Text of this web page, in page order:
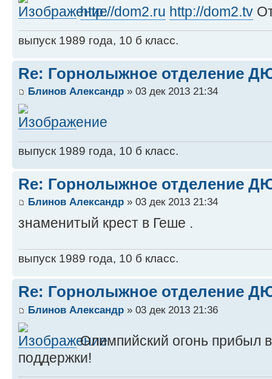
http://dom2.ru http://dom2.tv
выпуск 1989 года, 10 б класс.
Re: Горнолыжное отделение
Блинов Александр » 03 дек 2013 21:34
выпуск 1989 года, 10 б класс.
Re: Горнолыжное отделение
Блинов Александр » 03 дек 2013 21:34
знаменитый крест в Геше .
выпуск 1989 года, 10 б класс.
Re: Горнолыжное отделение
Блинов Александр » 03 дек 2013 21:36
Олимпийский огонь прибыл
поддержки!